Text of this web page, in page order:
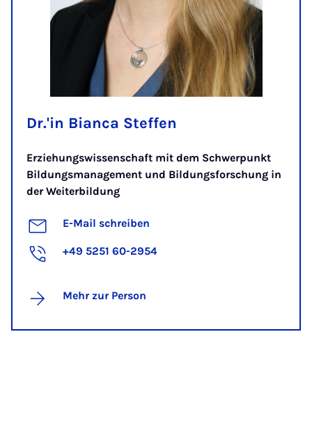
Dr.'in Bianca Steffen
Erziehungswissenschaft mit dem Schwerpunkt
Bildungsmanagement und Bildungsforschung in
der Weiterbildung
E-Mail schreiben
+49 5251 60-2954
Mehr zur Person